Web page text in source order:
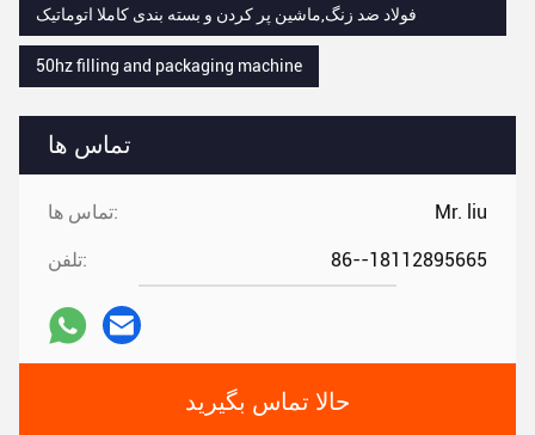
تماس ها
تماس ها: Mr. liu
تلفن: 86--18112895665
حالا تماس بگیرید
فولاد ضد زنگ,ماشین پر کردن و بسته بندی کاملا اتوماتیک
50hz filling and packaging machine